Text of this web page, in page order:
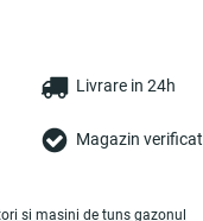
Livrare in 24h
Magazin verificat
si masini de tuns gazonul